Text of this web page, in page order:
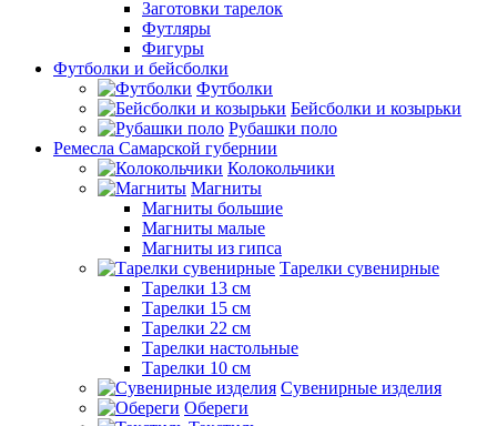
Заготовки тарелок
Футляры
Фигуры
Футболки и бейсболки
Футболки
Бейсболки и козырьки
Рубашки поло
Ремесла Самарской губернии
Колокольчики
Магниты
Магниты большие
Магниты малые
Магниты из гипса
Тарелки сувенирные
Тарелки 13 см
Тарелки 15 см
Тарелки 22 см
Тарелки настольные
Тарелки 10 см
Сувенирные изделия
Обереги